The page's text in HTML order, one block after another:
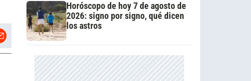
Horóscopo de hoy 7 de agosto de
2026: signo por signo, qué dicen
los astros